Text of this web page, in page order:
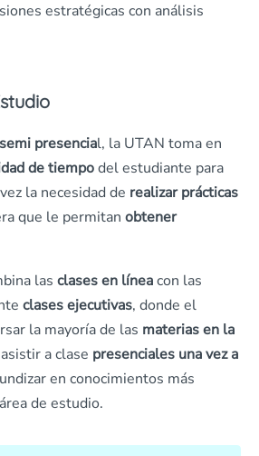
estratégicas con análisis
semi presencial, la UTAN toma en
de tiempodel estudiante para
la necesidad de realizar prácticas
que le permitan obtener
las clases en líneacon las
clases ejecutivas, donde el
la mayoría de las materias en la
a clase presenciales una vez a
en conocimientos más
de estudio.